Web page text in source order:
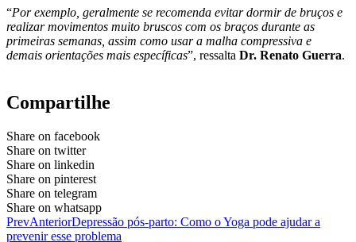
“Por exemplo, geralmente se recomenda evitar dormir de bruços e
realizar movimentos muito bruscos com os braços durante as
primeiras semanas, assim como usar a malha compressiva e
demais orientações mais específicas”, ressalta Dr. Renato Guerra.
Compartilhe
Share on facebook
Share on twitter
Share on linkedin
Share on pinterest
Share on telegram
Share on whatsapp
PrevAnteriorDepressão pós-parto: Como o Yoga pode ajudar a
prevenir esse problema